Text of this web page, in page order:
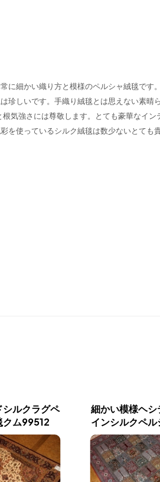
に細かい織り方と模様のペルシャ絨毯です
珍しいです。手織り絨毯とは思えない素晴
気強さには尊敬します。とても豪華なイン
を使っているシルク絨毯は数少ないとても
ルクラグペ
クム99512
細かい模様ヘ
インシルクペ